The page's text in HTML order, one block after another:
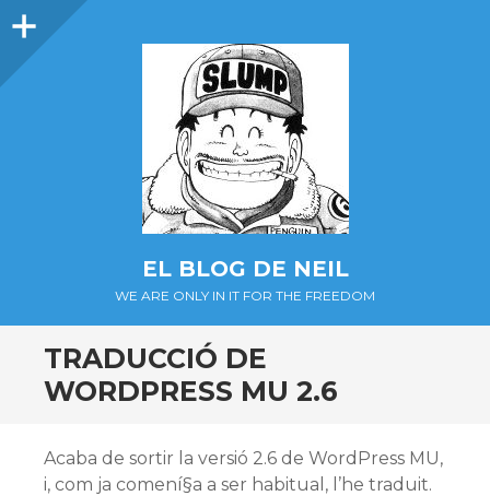
Barra
EL BLOG DE NEIL
WE ARE ONLY IN IT FOR THE FREEDOM
TRADUCCIÓ DE
WORDPRESS MU 2.6
Acaba de sortir la versió 2.6 de WordPress MU,
i, com ja comení§a a ser habitual, l’he traduit.